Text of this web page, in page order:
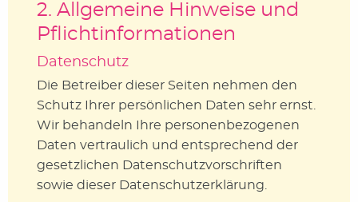
2. Allgemeine Hinweise und
Pflichtinformationen
Datenschutz
Die Betreiber dieser Seiten nehmen den
Schutz Ihrer persönlichen Daten sehr ernst.
Wir behandeln Ihre personenbezogenen
Daten vertraulich und entsprechend der
gesetzlichen Datenschutzvorschriften
sowie dieser Datenschutzerklärung.